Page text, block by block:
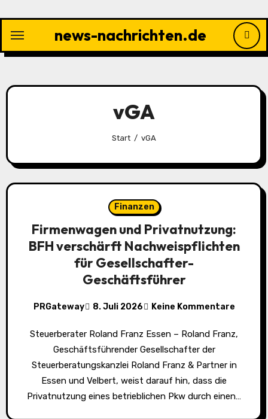
springen
news-nachrichten.de
vGA
Start vGA
Finanzen
Firmenwagen und Privatnutzung:
BFH verschärft Nachweispflichten
für Gesellschafter-
Geschäftsführer
PRGateway 8. Juli 2026 Keine Kommentare
Steuerberater Roland Franz Essen – Roland Franz,
Geschäftsführender Gesellschafter der
Steuerberatungskanzlei Roland Franz & Partner in
Essen und Velbert, weist darauf hin, dass die
Privatnutzung eines betrieblichen Pkw durch einen…